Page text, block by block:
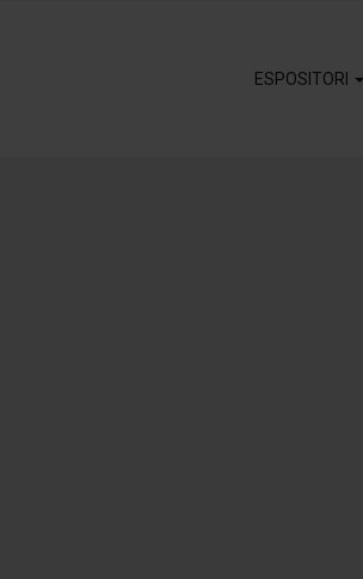
ESPOSITORI